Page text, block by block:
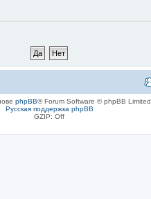
phpBB® Forum Software © phpBB Limited
Русская поддержка phpBB
GZIP: Off